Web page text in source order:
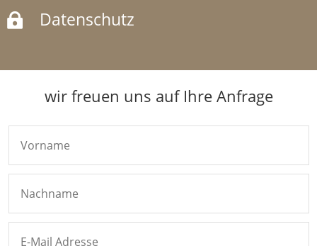
 Datenschutz
wir freuen uns auf Ihre Anfrage